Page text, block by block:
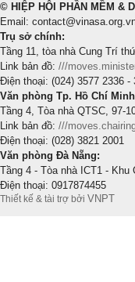
© HIỆP HỘI PHẦN MỀM &
Email:
Trụ sở chính:
Tầng 11, tòa nhà Cung Trí
Link bản đồ: ///
Điện thoại: (024) 3577 2336 -
Văn phòng Tp. Hồ Chí
Tầng 4, Tòa nhà QTSC, 97-
Link bản đồ: ///
Điện thoại: (028) 3821 2001
Văn phòng Đà Nẵng:
Tầng 4 - Tòa nhà ICT1 -
Điện thoại: 0917874455
Thiết kế & tài trợ bởi VNPT